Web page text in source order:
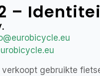
–
verkoopt gebruikte